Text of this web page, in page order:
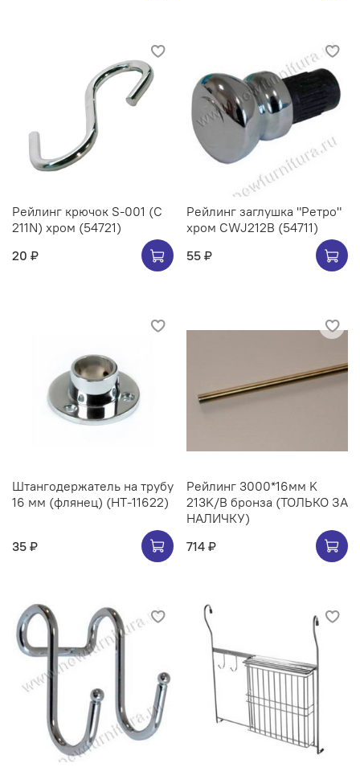
Рейлинг крючок S-001 (C
211N) хром (54721)
20 ₽
Рейлинг заглушка "Ретро"
хром CWJ212B (54711)
55 ₽
Штангодержатель на трубу
16 мм (флянец) (НТ-11622)
35 ₽
Рейлинг 3000*16мм K
213K/B бронза (ТОЛЬКО ЗА
НАЛИЧКУ)
714 ₽